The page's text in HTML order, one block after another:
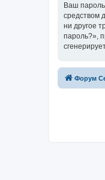
Ваш пароль
средством
ни другое
пароль?»,
Форум